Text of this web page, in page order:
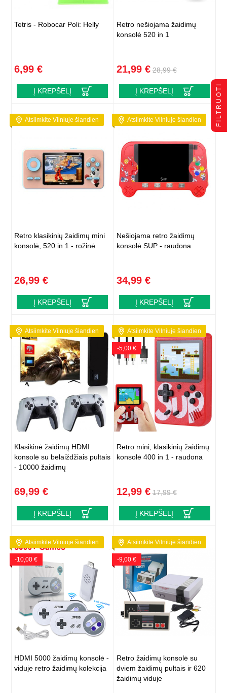
Tetris - Robocar Poli: Helly
6,99 €
Į KREPŠELĮ
Retro nešiojama žaidimų
konsolė 520 in 1
21,99 € 28,99 €
Į KREPŠELĮ
Atsiimkite Vilniuje šiandien
Retro klasikinių žaidimų mini
konsolė, 520 in 1 - rožinė
26,99 €
Į KREPŠELĮ
Atsiimkite Vilniuje šiandien
Nešiojama retro žaidimų
konsolė SUP - raudona
34,99 €
Į KREPŠELĮ
Atsiimkite Vilniuje šiandien
Klasikinė žaidimų HDMI
konsolė su belaiždžiais pultais
- 10000 žaidimų
69,99 €
Į KREPŠELĮ
Atsiimkite Vilniuje šiandien
-5,00 €
Retro mini, klasikinių žaidimų
konsolė 400 in 1 - raudona
12,99 € 17,99 €
Į KREPŠELĮ
Atsiimkite Vilniuje šiandien
-10,00 €
HDMI 5000 žaidimų konsolė -
viduje retro žaidimų kolekcija
Atsiimkite Vilniuje šiandien
-9,00 €
Retro žaidimų konsolė su
dviem žaidimų pultais ir 620
žaidimų viduje
FILTRUOTI